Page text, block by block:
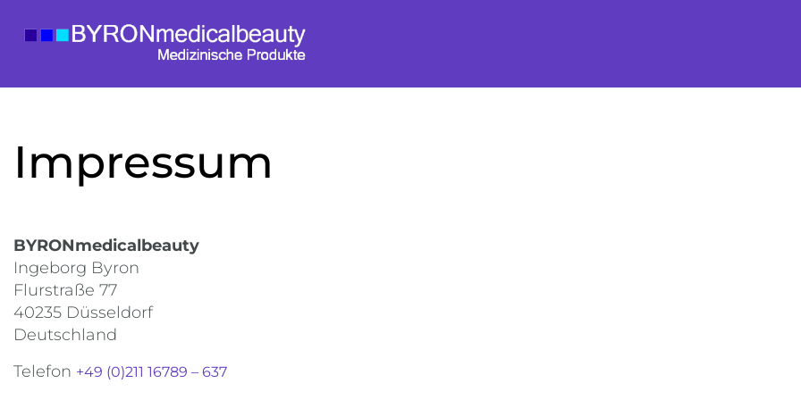
Impressum
BYRONmedicalbeauty
Ingeborg Byron
Flurstraße 77
40235 Düsseldorf
Deutschland
Telefon +49 (0)211 16789 – 637